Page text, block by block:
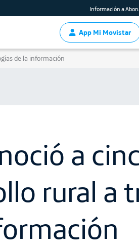
Información a
App Mi Movistar
de la información
a
rural a